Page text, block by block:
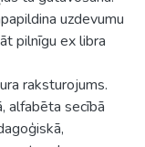
uzdevumu
pilnīgu ex libra
raksturojums.
alfabēta secībā